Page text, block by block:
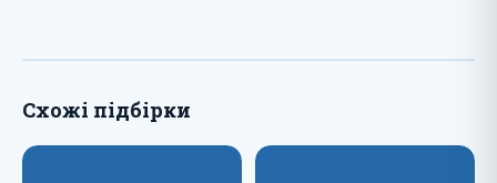
Схожі підбірки